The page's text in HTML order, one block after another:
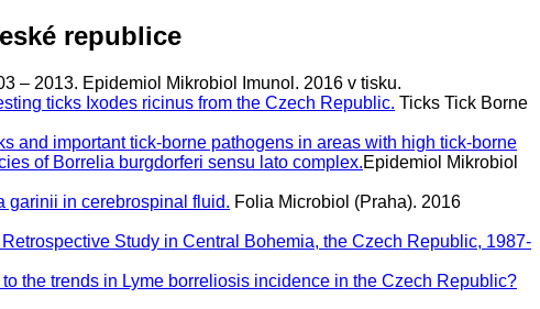
republice
– 2013. Epidemiol Mikrobiol Imunol. 2016 v tisku.
ticks Ixodes ricinus from the Czech Republic. Ticks Tick Borne
and important tick-borne pathogens in areas with high tick-borne
of Borrelia burgdorferi sensu lato complex.Epidemiol Mikrobiol
garinii in cerebrospinal fluid. Folia Microbiol (Praha). 2016
Study in Central Bohemia, the Czech Republic, 1987-
the trends in Lyme borreliosis incidence in the Czech Republic?